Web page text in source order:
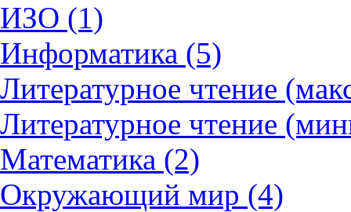
ИЗО (1)
Информатика (5)
Литературное чтение
Литературное чтение
Математика (2)
Окружающий мир (4)